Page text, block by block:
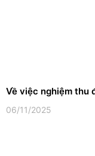
Về việc nghiệm thu
06/11/2025